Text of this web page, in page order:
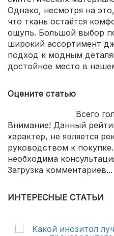
Однако, несмотря на
что ткань остаётся
ощупь. Большой выбор
широкий ассортимент
подход к модным
достойное место в
Оцените статью
Всего
Внимание! Данный
характер, не является
руководством к
необходима
Загрузка комментариев...
ИНТЕРЕСНЫЕ СТАТЬИ